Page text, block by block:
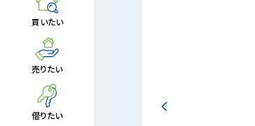
買いたい
売りたい
借りたい